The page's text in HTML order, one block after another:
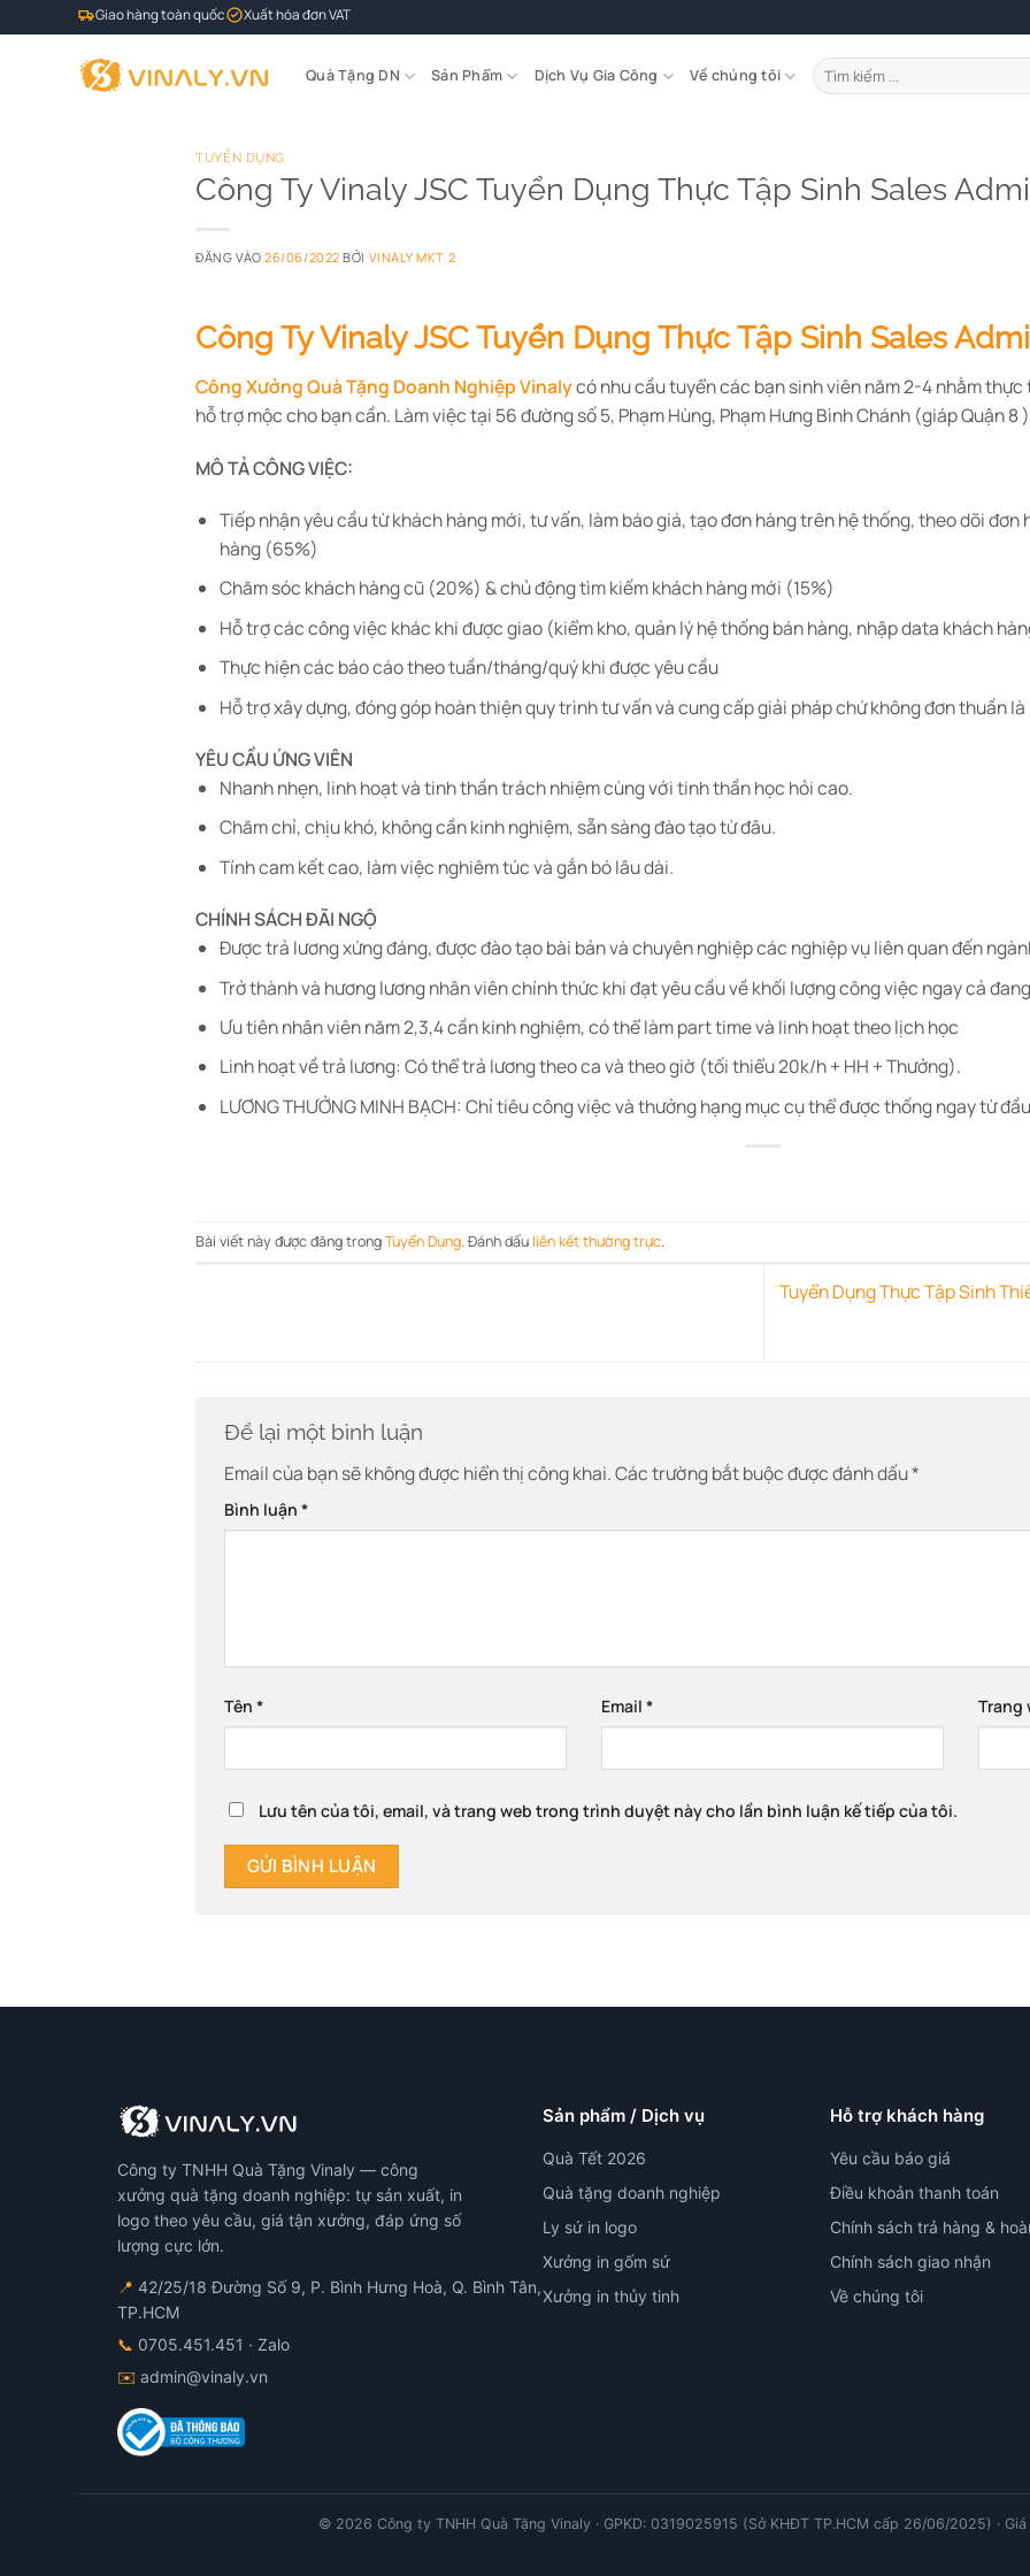
qua
Giao hàng toàn quốc Xuất hóa đơn VAT
Quà Tặng DN Sản Phẩm Dịch Vụ Gia Công Về chúng tôi
Tìm
kiếm:
TUYỂN DỤNG
Công Ty Vinaly JSC Tuyển Dụng Thực Tập Sinh Sales
ĐĂNG VÀO26/06/2022 BỞI VINALY MKT 2
Công Ty Vinaly JSC Tuyển Dụng Thực Tập Sinh Sales
Công Xưởng Quà Tặng Doanh Nghiệp Vinalycó nhu cầu tuyển các bạn sinh viên năm 2-4 nhằm thực
hỗ trợ mộc cho bạn cần. Làm việc tại 56 đường số 5, Phạm Hùng, Phạm Hưng Bình Chánh (giáp Quận
MÔ TẢ CÔNG VIỆC:
Tiếp nhận yêu cầu từ khách hàng mới, tư vấn, làm báo giá, tạo đơn hàng trên hệ thống, theo dõi đơn
hàng (65%)
Chăm sóc khách hàng cũ (20%) & chủ động tìm kiếm khách hàng mới (15%)
Hỗ trợ các công việc khác khi được giao (kiểm kho, quản lý hệ thống bán hàng, nhập data khách
Thực hiện các báo cáo theo tuần/tháng/quý khi được yêu cầu
Hỗ trợ xây dựng, đóng góp hoàn thiện quy trình tư vấn và cung cấp giải pháp chứ không đơn thuần
YÊU CẦU ỨNG VIÊN
Nhanh nhẹn, linh hoạt và tinh thần trách nhiệm cùng với tinh thần học hỏi cao.
Chăm chỉ, chịu khó, không cần kinh nghiệm, sẵn sàng đào tạo từ đâu.
Tính cam kết cao, làm việc nghiêm túc và gắn bó lâu dài.
CHÍNH SÁCH ĐÃI NGỘ
Được trả lương xứng đáng, được đào tạo bài bản và chuyên nghiệp các nghiệp vụ liên quan đến
Trở thành và hương lương nhân viên chính thức khi đạt yêu cầu về khối lượng công việc ngay cả
Ưu tiên nhân viên năm 2,3,4 cần kinh nghiệm, có thể làm part time và linh hoạt theo lịch học
Linh hoạt về trả lương: Có thể trả lương theo ca và theo giờ (tối thiểu 20k/h + HH + Thưởng).
LƯƠNG THƯỞNG MINH BẠCH: Chỉ tiêu công việc và thưởng hạng mục cụ thể được thống ngay từ
Bài viết này được đăng trongTuyển Dụng. Đánh dấu liên kết thường trực.
Tuyển Dụng Thực Tập Sinh
Để lại một bình luận
Email của bạn sẽ không được hiển thị công khai.Các trường bắt buộc được đánh dấu*
Bình luận*
Tên* Email* Trang
Lưu tên của tôi, email, và trang web trong trình duyệt này cho lần bình luận kế tiếp của tôi.
Công ty TNHH Quà Tặng Vinaly — công
xưởng quà tặng doanh nghiệp: tự sản xuất, in
logo theo yêu cầu, giá tận xưởng, đáp ứng số
lượng cực lớn.
📍 42/25/18 Đường Số 9, P. Bình Hưng Hoà, Q. Bình Tân,
TP.HCM
📞 0705.451.451 · Zalo
✉️ admin@vinaly.vn
Sản phẩm / Dịch vụ
Quà Tết 2026
Quà tặng doanh nghiệp
Ly sứ in logo
Xưởng in gốm sứ
Xưởng in thủy tinh
Hỗ trợ khách hàng
Yêu cầu báo giá
Điều khoản thanh toán
Chính sách trả hàng &
Chính sách giao nhận
Về chúng tôi
© 2026 Công ty TNHH Quà Tặng Vinaly · GPKD: 0319025915 (Sở KHĐT TP.HCM cấp 26/06/2025) ·